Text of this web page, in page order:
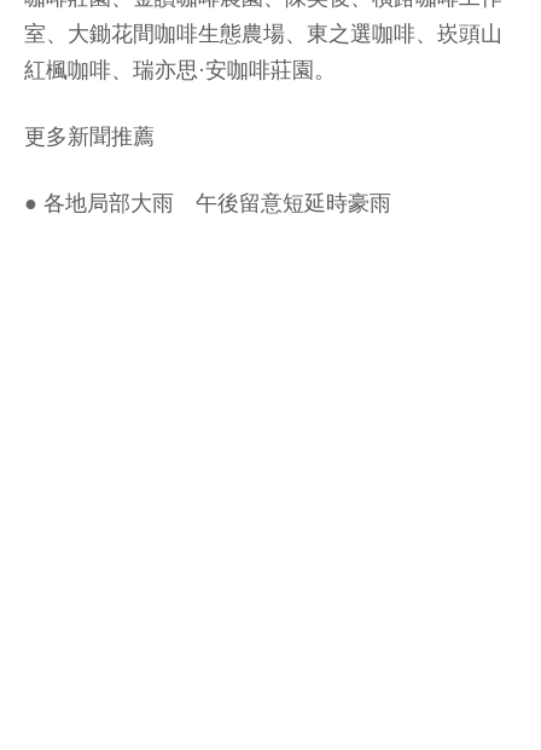
室、大鋤花間咖啡生態農場、東之選咖啡、崁頭山
紅楓咖啡、瑞亦思·安咖啡莊園。
更多新聞推薦
● 各地局部大雨 午後留意短延時豪雨